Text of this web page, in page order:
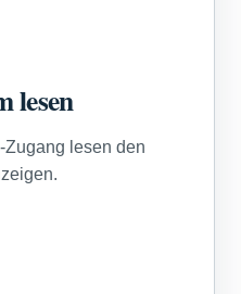
lesen
Zugang lesen den